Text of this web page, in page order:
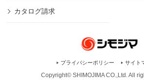
カタログ請求
プライバシーポリシー サイト
Copyright© SHIMOJIMA CO.,Ltd. All